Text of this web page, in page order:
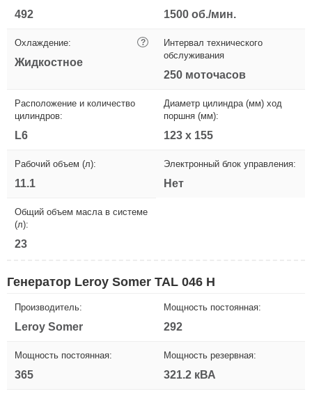
492 1500 об./мин.
Охлаждение: ?
Жидкостное
Интервал технического
обслуживания
250 моточасов
Расположение и количество
цилиндров:
L6
Диаметр цилиндра (мм) ход
поршня (мм):
123 x 155
Рабочий объем (л):
11.1
Электронный блок управления:
Нет
Общий объем масла в системе
(л):
23
Генератор Leroy Somer TAL 046 H
Производитель:
Leroy Somer
Мощность постоянная:
292
Мощность постоянная:
365
Мощность резервная:
321.2 кВА